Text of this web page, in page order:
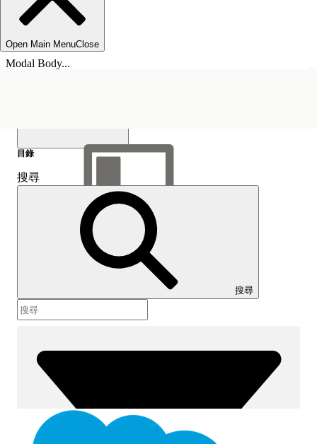
Open Main MenuClose
Modal Body...
顯示目錄
目錄
搜尋
搜尋